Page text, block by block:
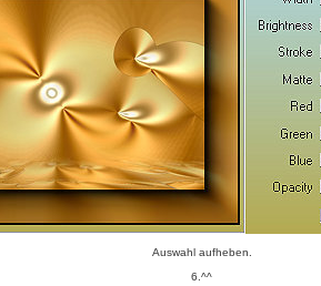
Auswahl aufheben.
6.^^